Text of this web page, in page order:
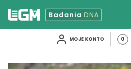
Badania DNA
START
MOJE KONTO 0